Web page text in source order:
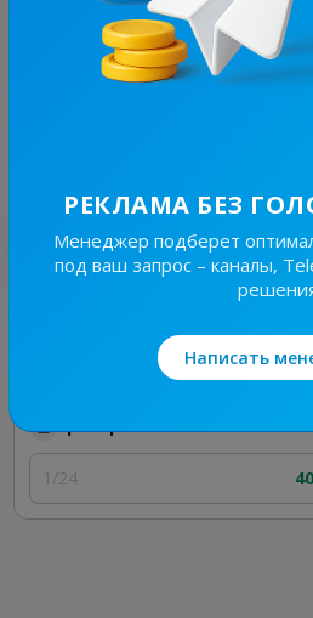
Путешествия/Страны,
Цена рекламы
Лучшие по теме
Світ Навиворіт🌏
Познавательное,
Цена рекламы
1/24
РЕКЛАМА БЕЗ
Менеджер подберет
под ваш запрос – каналы,
Написать